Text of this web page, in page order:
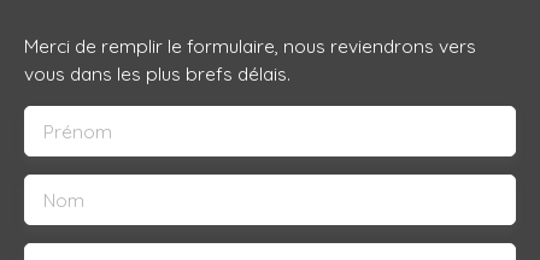
Merci de remplir le formulaire, nous reviendrons vers
vous dans les plus brefs délais.
Prénom
Nom